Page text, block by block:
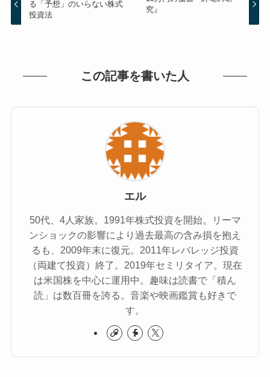
る「予想」のいらない株式
投資法
究』
この記事を書いた人
エル
50代、4人家族。1991年株式投資を開始。リーマ
ンショックの影響により過去最高の含み損を抱え
るも、2009年末に復元。2011年レバレッジ投資
（両建て投資）終了。2019年セミリタイア。現在
は米国株を中心に運用中。趣味は読書で「積ん
読」は数百冊を誇る。音楽や映画鑑賞も好きで
す。